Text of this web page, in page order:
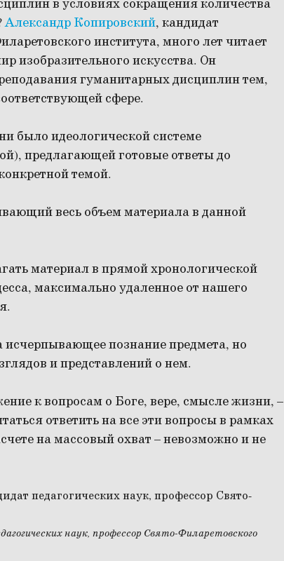
в условиях сокращения количества
Александр Копировский, кандидат
института, много лет читает
изобразительного искусства. Он
гуманитарных дисциплин тем,
сфере.
было идеологической системе
предлагающей готовые ответы до
темой.
весь объем материала в данной
материал в прямой хронологической
максимально удаленное от нашего
исчерпывающее познание предмета, но
и представлений о нем.
к вопросам о Боге, вере, смысле жизни, –
ответить на все эти вопросы в рамках
на массовый охват – невозможно и не
наук, профессор Свято-Филаретовского